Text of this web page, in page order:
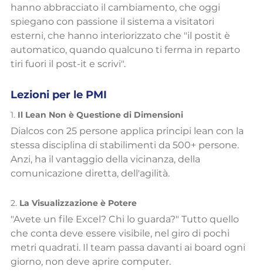
hanno abbracciato il cambiamento, che oggi
spiegano con passione il sistema a visitatori
esterni, che hanno interiorizzato che "il postit è
automatico, quando qualcuno ti ferma in reparto
tiri fuori il post-it e scrivi".
Lezioni per le PMI
1. Il Lean Non è Questione di Dimensioni
Dialcos con 25 persone applica principi lean con la
stessa disciplina di stabilimenti da 500+ persone.
Anzi, ha il vantaggio della vicinanza, della
comunicazione diretta, dell'agilità.
2. La Visualizzazione è Potere
"Avete un file Excel? Chi lo guarda?" Tutto quello
che conta deve essere visibile, nel giro di pochi
metri quadrati. Il team passa davanti ai board ogni
giorno, non deve aprire computer.